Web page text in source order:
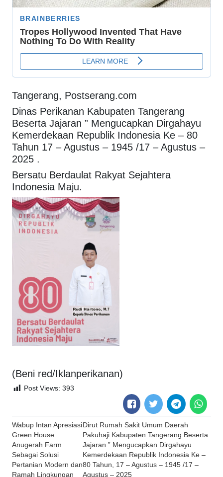
Tangerang, Postserang.com
Dinas Perikanan Kabupaten Tangerang
Beserta Jajaran ” Mengucapkan Dirgahayu
Kemerdekaan Republik Indonesia Ke – 80
Tahun 17 – Agustus – 1945 /17 – Agustus –
2025 .
Bersatu Berdaulat Rakyat Sejahtera
Indonesia Maju.
(Beni red/Iklanperikanan)
Post Views: 393
Post
navigation
Wabup Intan Apresiasi
Green House
Anugerah Farm
Sebagai Solusi
Pertanian Modern dan
Ramah Lingkungan
Dirut Rumah Sakit Umum Daerah
Pakuhaji Kabupaten Tangerang Beserta
Jajaran ” Mengucapkan Dirgahayu
Kemerdekaan Republik Indonesia Ke –
80 Tahun, 17 – Agustus – 1945 /17 –
Agustus – 2025